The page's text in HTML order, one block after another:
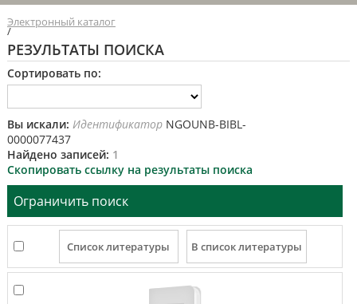
Электронный каталог
/
РЕЗУЛЬТАТЫ ПОИСКА
Сортировать по:
Вы искали: ИдентификаторNGOUNB-BIBL-
0000077437
Найдено записей: 1
Скопировать ссылку на результаты поиска
Ограничить поиск